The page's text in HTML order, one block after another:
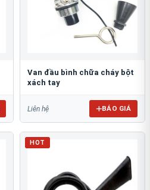
Van đầu bình chữa cháy bột
xách tay
Liên hệ BÁO GIÁ
HOT